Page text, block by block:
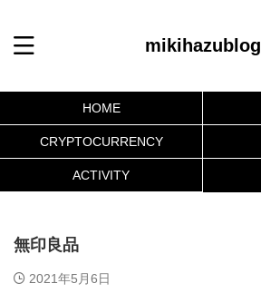
mikihazublog
HOME
CRYPTOCURRENCY
ACTIVITY
無印良品
2021年5月6日